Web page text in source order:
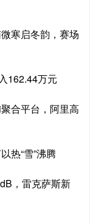
寒启冬韵，赛场
162.44万元
合平台，阿里高
热“雪”沸腾
，雷克萨斯新